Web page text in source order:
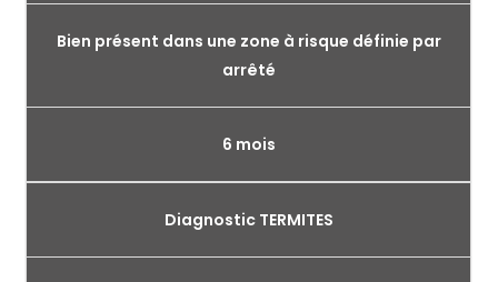
Bien présent dans une zone à risque définie par
arrêté
6 mois
Diagnostic TERMITES